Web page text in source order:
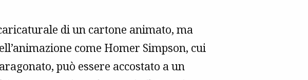
di un cartone animato, ma
come Homer Simpson, cui
può essere accostato a un